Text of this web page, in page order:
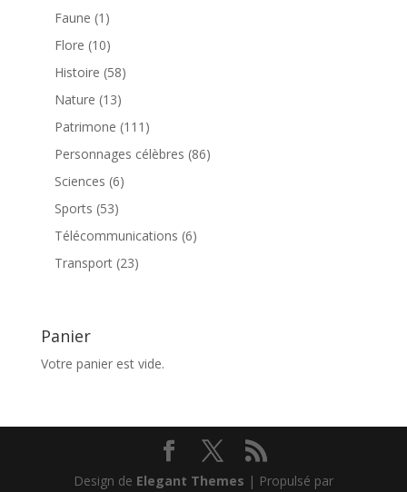
produits
Faune 1 1
produit
Flore 1010
produits
Histoire 5858
Nature 1313
produits
Patrimone 111 111
produits
Personnages célèbres 8686
Sciences 66
Sports 5353
produits
Télécommunications 66
Transport 2323
Panier
Votre panier est vide.
Design de Elegant Themes | Propulsé par